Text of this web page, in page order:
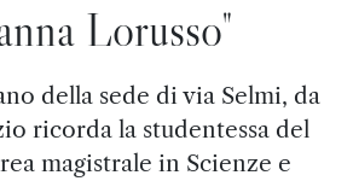
Lorusso"
della sede di via Selmi, da
ricorda la studentessa del
magistrale in Scienze e